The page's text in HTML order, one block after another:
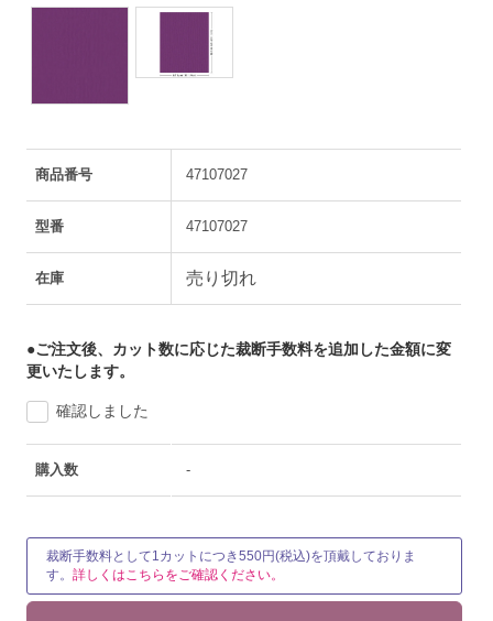
商品番号 47107027
型番 47107027
在庫 売り切れ
●ご注文後、カット数に応じた裁断手数料を追加した金額に変
更いたします。
確認しました
購入数 -
裁断手数料として1カットにつき550円(税込)を頂戴しておりま
す。詳しくはこちらをご確認ください。